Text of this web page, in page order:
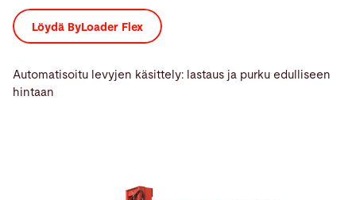
Löydä ByLoader Flex
Automatisoitu levyjen käsittely: lastaus ja purku edulliseen
hintaan